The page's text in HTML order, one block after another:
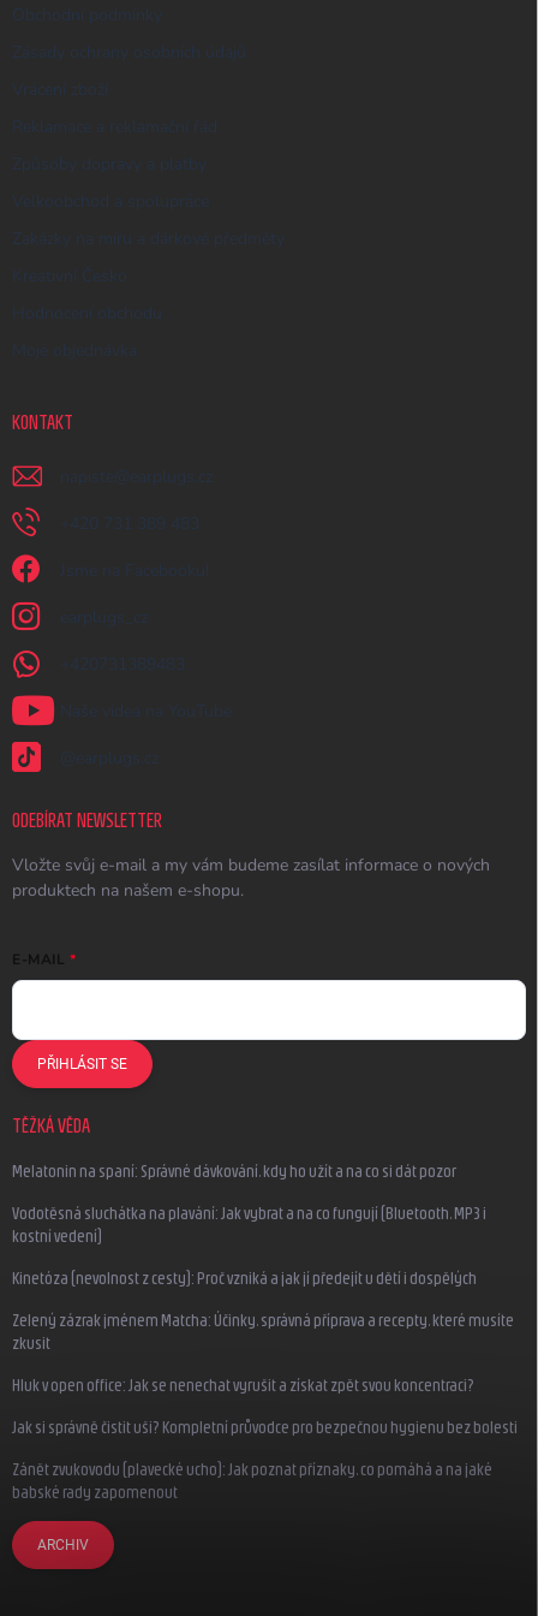
Obchodní podmínky
Zásady ochrany osobních údajů
Vrácení zboží
Reklamace a reklamační řád
Způsoby dopravy a platby
Velkoobchod a spolupráce
Zakázky na míru a dárkové předměty
Kreativní Česko
Hodnocení obchodu
Moje objednávka
KONTAKT
napiste @ earplugs.cz
+420 731 389 483
Jsme na Facebooku!
earplugs_cz
+420731389483
Naše videa na YouTube
@earplugs.cz
ODEBÍRAT NEWSLETTER
Vložte svůj e-mail a my vám budeme zasílat informace o nových
produktech na našem e-shopu.
E-MAIL
PŘIHLÁSIT SE
TĚŽKÁ VĚDA
Melatonin na spaní: Správné dávkování, kdy ho užít a na co si dát pozor
Vodotěsná sluchátka na plavání: Jak vybrat a na co fungují (Bluetooth, MP3 i
kostní vedení)
Kinetóza (nevolnost z cesty): Proč vzniká a jak jí předejít u dětí i dospělých
Zelený zázrak jménem Matcha: Účinky, správná příprava a recepty, které musíte
zkusit
Hluk v open office: Jak se nenechat vyrušit a získat zpět svou koncentraci?
Jak si správně čistit uši? Kompletní průvodce pro bezpečnou hygienu bez bolesti
Zánět zvukovodu (plavecké ucho): Jak poznat příznaky, co pomáhá a na jaké
babské rady zapomenout
ARCHIV